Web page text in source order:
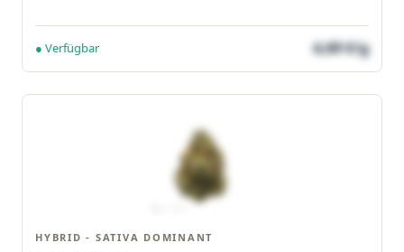
● Verfügbar 4,69 €/g
HYBRID - SATIVA DOMINANT